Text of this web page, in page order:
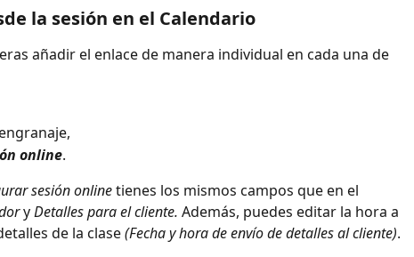
la sesión en el Calendario
añadir el enlace de manera individual en cada una de
online.
sesión online tienes los mismos campos que en el
y Detalles para el cliente. Además, puedes editar la hora a
de la clase (Fecha y hora de envío de detalles al cliente).